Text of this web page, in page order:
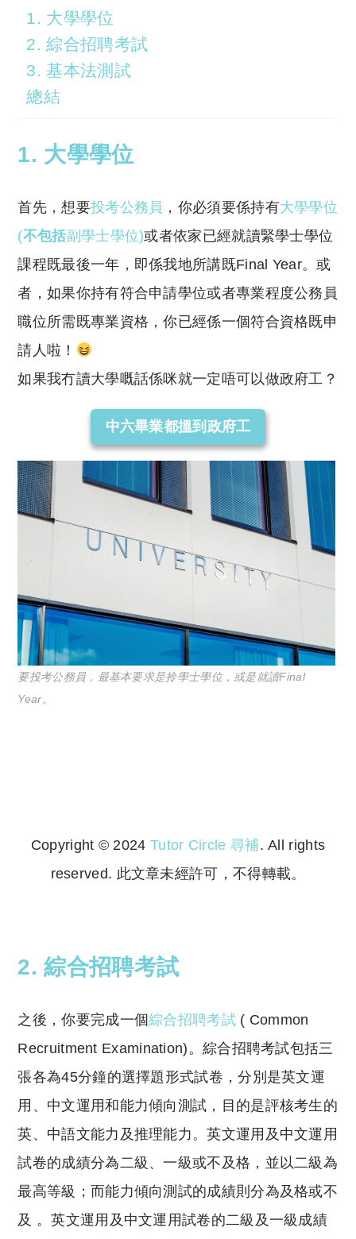
1. 大學學位
2. 綜合招聘考試
3. 基本法測試
總結
1. 大學學位
首先，想要投考公務員 ，你必須要係持有大學學位
(不包括副學士學位)或者依家已經就讀緊學士學位
課程既最後一年，即係我地所講既Final Year。或
者，如果你持有符合申請學位或者專業程度公務員
職位所需既專業資格，你已經係一個符合資格既申
請人啦！
如果我冇讀大學嘅話係咪就一定唔可以做政府工？
中六畢業都搵到政府工
要投考公務員，最基本要求是拎學士學位，或是就讀Final
Year。
Copyright © 2024 Tutor Circle 尋補. All rights
reserved. 此文章未經許可，不得轉載。
2. 綜合招聘考試
之後，你要完成一個綜合招聘考試( Common
Recruitment Examination)。綜合招聘考試包括三
張各為45分鐘的選擇題形式試卷，分別是英文運
用、中文運用和能力傾向測試，目的是評核考生的
英、中語文能力及推理能力。英文運用及中文運用
試卷的成績分為二級、一級或不及格，並以二級為
最高等級；而能力傾向測試的成績則分為及格或不
及 。英文運用及中文運用試卷的二級及一級成績